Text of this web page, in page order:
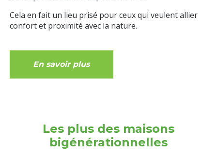
Cela en fait un lieu prisé pour ceux qui veulent allier
confort et proximité avec la nature.
En savoir plus
Les plus des maisons
bigénérationnelles